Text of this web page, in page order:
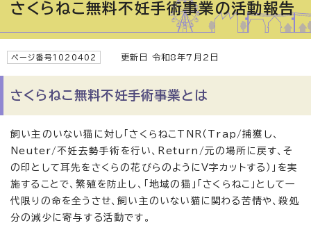
さくらねこ無料不妊手術事業の活動報告
ページ番号1020402 更新日 令和8年7月2日
さくらねこ無料不妊手術事業とは
飼い主のいない猫に対し「さくらねこTNR（Trap/捕獲し、
Neuter/不妊去勢手術を行い、Return/元の場所に戻す、そ
の印として耳先をさくらの花びらのようにV字カットする）」を実
施することで、繁殖を防止し、「地域の猫」「さくらねこ」として一
代限りの命を全うさせ、飼い主のいない猫に関わる苦情や、殺処
分の減少に寄与する活動です。